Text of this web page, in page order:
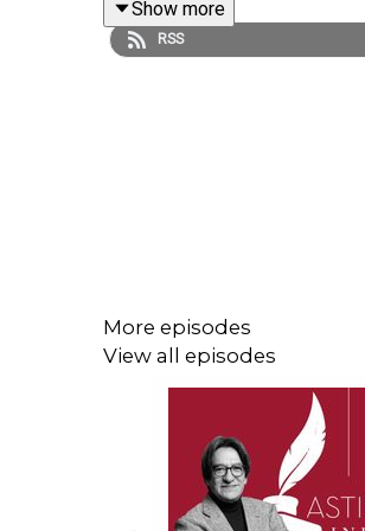
Tienda:
https://julioastillerotienda.com/
Show more
RSS
More episodes
View all episodes